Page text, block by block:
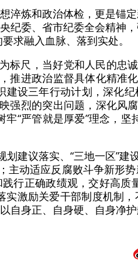
淬炼和政治体检，更是锚
纪委、省市纪委全会精神
求融入血脉、落到实处。
标尺，当好党和人民的忠
推进政治监督具体化精准
建设三年行动计划，深化
强烈的突出问题，深化风
牢“严管就是厚爱”理念，
建议落实、“三地一区”建
主动适应反腐败斗争新形
行正确政绩观，交好高质
激励关爱干部制度机制
自身正、自身硬、自身净